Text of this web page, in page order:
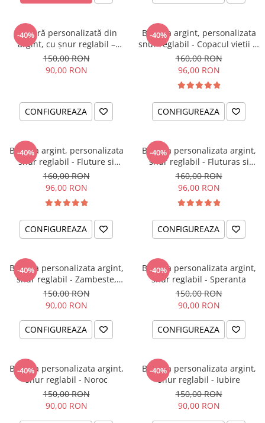
-40%
Brățară personalizată din
argint, cu șnur reglabil –
simbol Soare
150,00 RON
90,00 RON
CONFIGUREAZA
-40%
Bratara argint, personalizata
snur reglabil - Copacul vietii si
Cristal
160,00 RON
96,00 RON
CONFIGUREAZA
-40%
Bratara argint, personalizata
snur reglabil - Fluture si
Cristal
160,00 RON
96,00 RON
CONFIGUREAZA
-40%
Bratara personalizata argint,
snur reglabil - Fluturas si
Cristal
160,00 RON
96,00 RON
CONFIGUREAZA
-40%
Bratara personalizata argint,
snur reglabil - Zambeste,
iubeste, traieste
150,00 RON
90,00 RON
CONFIGUREAZA
-40%
Bratara personalizata argint,
snur reglabil - Speranta
150,00 RON
90,00 RON
CONFIGUREAZA
-40%
Bratara personalizata argint,
snur reglabil - Noroc
150,00 RON
90,00 RON
-40%
Bratara personalizata argint,
snur reglabil - Iubire
150,00 RON
90,00 RON